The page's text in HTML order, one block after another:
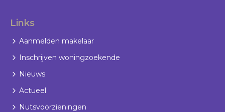
Links
Aanmelden makelaar
Inschrijven woningzoekende
Nieuws
Actueel
Nutsvoorzieningen